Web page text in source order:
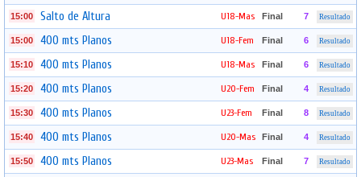
15:00 Salto de Altura U18-Mas Final 7 Resultado
15:00 400 mts Planos U18-Fem Final 6 Resultado
15:10 400 mts Planos U18-Mas Final 6 Resultado
15:20 400 mts Planos U20-Fem Final 4 Resultado
15:30 400 mts Planos U23-Fem Final 8 Resultado
15:40 400 mts Planos U20-Mas Final 4 Resultado
15:50 400 mts Planos U23-Mas Final 7 Resultado